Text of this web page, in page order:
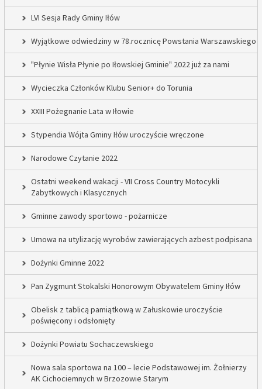
LVI Sesja Rady Gminy Iłów
Wyjątkowe odwiedziny w 78.rocznicę Powstania Warszawskiego
"Płynie Wisła Płynie po Iłowskiej Gminie" 2022 już za nami
Wycieczka Członków Klubu Senior+ do Torunia
XXIII Pożegnanie Lata w Iłowie
Stypendia Wójta Gminy Iłów uroczyście wręczone
Narodowe Czytanie 2022
Ostatni weekend wakacji - VII Cross Country Motocykli
Zabytkowych i Klasycznych
Gminne zawody sportowo - pożarnicze
Umowa na utylizację wyrobów zawierających azbest podpisana
Dożynki Gminne 2022
Pan Zygmunt Stokalski Honorowym Obywatelem Gminy Iłów
Obelisk z tablicą pamiątkową w Załuskowie uroczyście
poświęcony i odsłonięty
Dożynki Powiatu Sochaczewskiego
Nowa sala sportowa na 100 – lecie Podstawowej im. Żołnierzy
AK Cichociemnych w Brzozowie Starym